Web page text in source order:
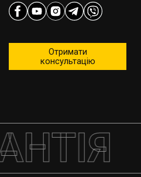
Отримати
консультацію